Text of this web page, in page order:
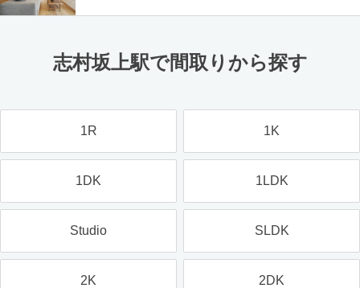
志村坂上駅で間取りから探す
1R 1K
1DK 1LDK
Studio SLDK
2K 2DK